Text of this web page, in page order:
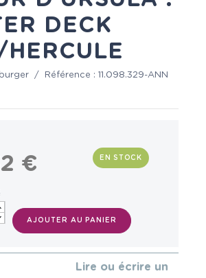
DECK
/ Référence : 11.098.329-ANN
€ EN STOCK
AJOUTER AU PANIER
Lire ou écrire un